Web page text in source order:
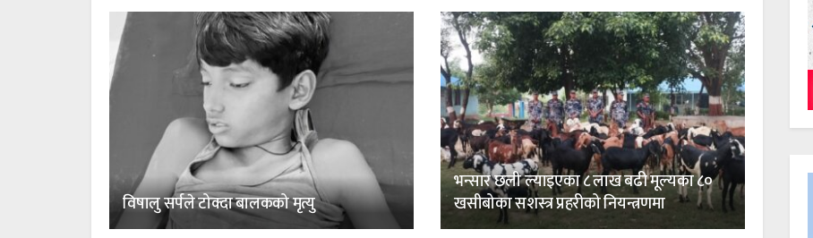
विषालु सर्पले टोक्दा बालकको मृत्यु
भन्सार छली ल्याइएका ८ लाख बढी मूल्यका ८०
खसीबोका सशस्त्र प्रहरीको नियन्त्रणमा